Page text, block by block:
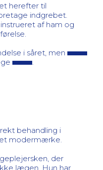
herefter til
indgrebet.
af ham og
i såret, men
behandling i
modermærke.
der
lægen. Hun har